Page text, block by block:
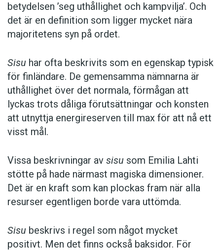
betydelsen ’seg uthållighet och kampvilja’. Och
det är en definition som ligger mycket nära
majoritetens syn på ordet.
Sisu har ofta beskrivits som en egenskap typisk
för finländare. De gemensamma nämnarna är
uthållighet över det normala, förmågan att
lyckas trots dåliga förutsättningar och konsten
att utnyttja energireserven till max för att nå ett
visst mål.
Vissa beskrivningar av sisu som Emilia Lahti
stötte på hade närmast magiska dimensioner.
Det är en kraft som kan plockas fram när alla
resurser egentligen borde vara uttömda.
Sisu beskrivs i regel som något mycket
positivt. Men det finns också baksidor. För